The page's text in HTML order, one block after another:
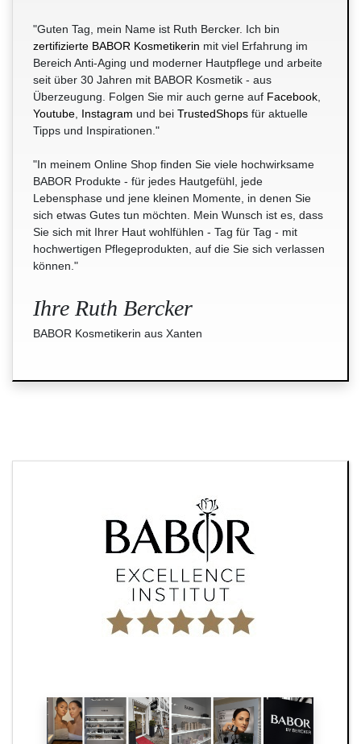
"Guten Tag, mein Name ist Ruth Bercker. Ich bin
zertifizierte BABOR Kosmetikerin mit viel Erfahrung im
Bereich Anti-Aging und moderner Hautpflege und arbeite
seit über 30 Jahren mit BABOR Kosmetik - aus
Überzeugung. Folgen Sie mir auch gerne auf Facebook
Youtube Instagram und bei TrustedShops für aktuelle
Tipps und Inspirationen."
"In meinem Online Shop finden Sie viele hochwirksame
BABOR Produkte - für jedes Hautgefühl, jede
Lebensphase und jene kleinen Momente, in denen Sie
sich etwas Gutes tun möchten. Mein Wunsch ist es, dass
Sie sich mit Ihrer Haut wohlfühlen - Tag für Tag - mit
hochwertigen Pflegeprodukten, auf die Sie sich verlassen
können."
Ihre Ruth Bercker
BABOR Kosmetikerin aus Xanten